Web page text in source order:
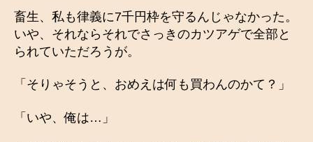
畜生、私も律義に7千円枠を守るんじゃなかった。
いや、それならそれでさっきのカツアゲで全部と
られていただろうが。
「そりゃそうと、おめえは何も買わんのかて？」
「いや、俺は…」